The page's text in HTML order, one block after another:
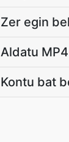
Zer egin
Aldatu
Kontu bat